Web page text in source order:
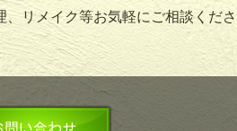
リメイク等お気軽にご相談くださ